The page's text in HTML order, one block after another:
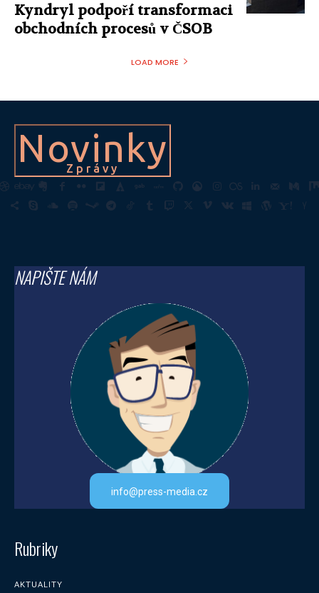
Kyndryl podpoří transformaci
obchodních procesů v ČSOB
LOAD MORE
Novinky
Zprávy
NAPIŠTE NÁM
info@press-media.cz
Rubriky
AKTUALITY